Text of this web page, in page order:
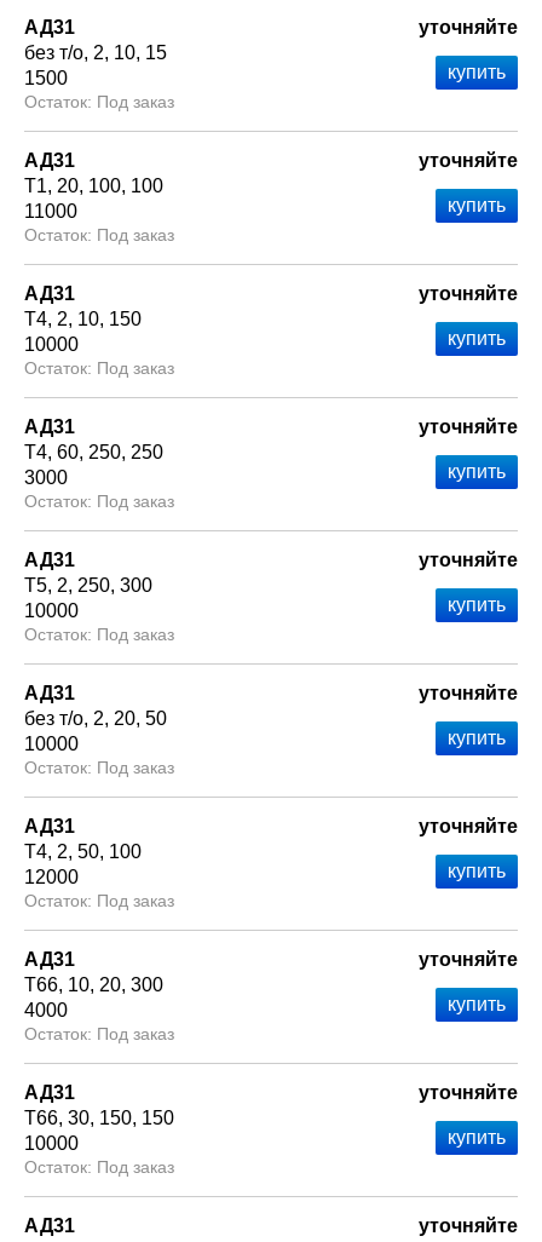
АД31
без т/о 2 10 15
1500
Под заказ
уточняйте
АД31
Т1 20 100 100
11000
Под заказ
уточняйте
АД31
Т4 2 10 150
10000
Под заказ
уточняйте
АД31
Т4 60 250 250
3000
Под заказ
уточняйте
АД31
Т5 2 250 300
10000
Под заказ
уточняйте
АД31
без т/о 2 20 50
10000
Под заказ
уточняйте
АД31
Т4 2 50 100
12000
Под заказ
уточняйте
АД31
Т66 10 20 300
4000
Под заказ
уточняйте
АД31
Т66 30 150 150
10000
Под заказ
уточняйте
АД31
уточняйте